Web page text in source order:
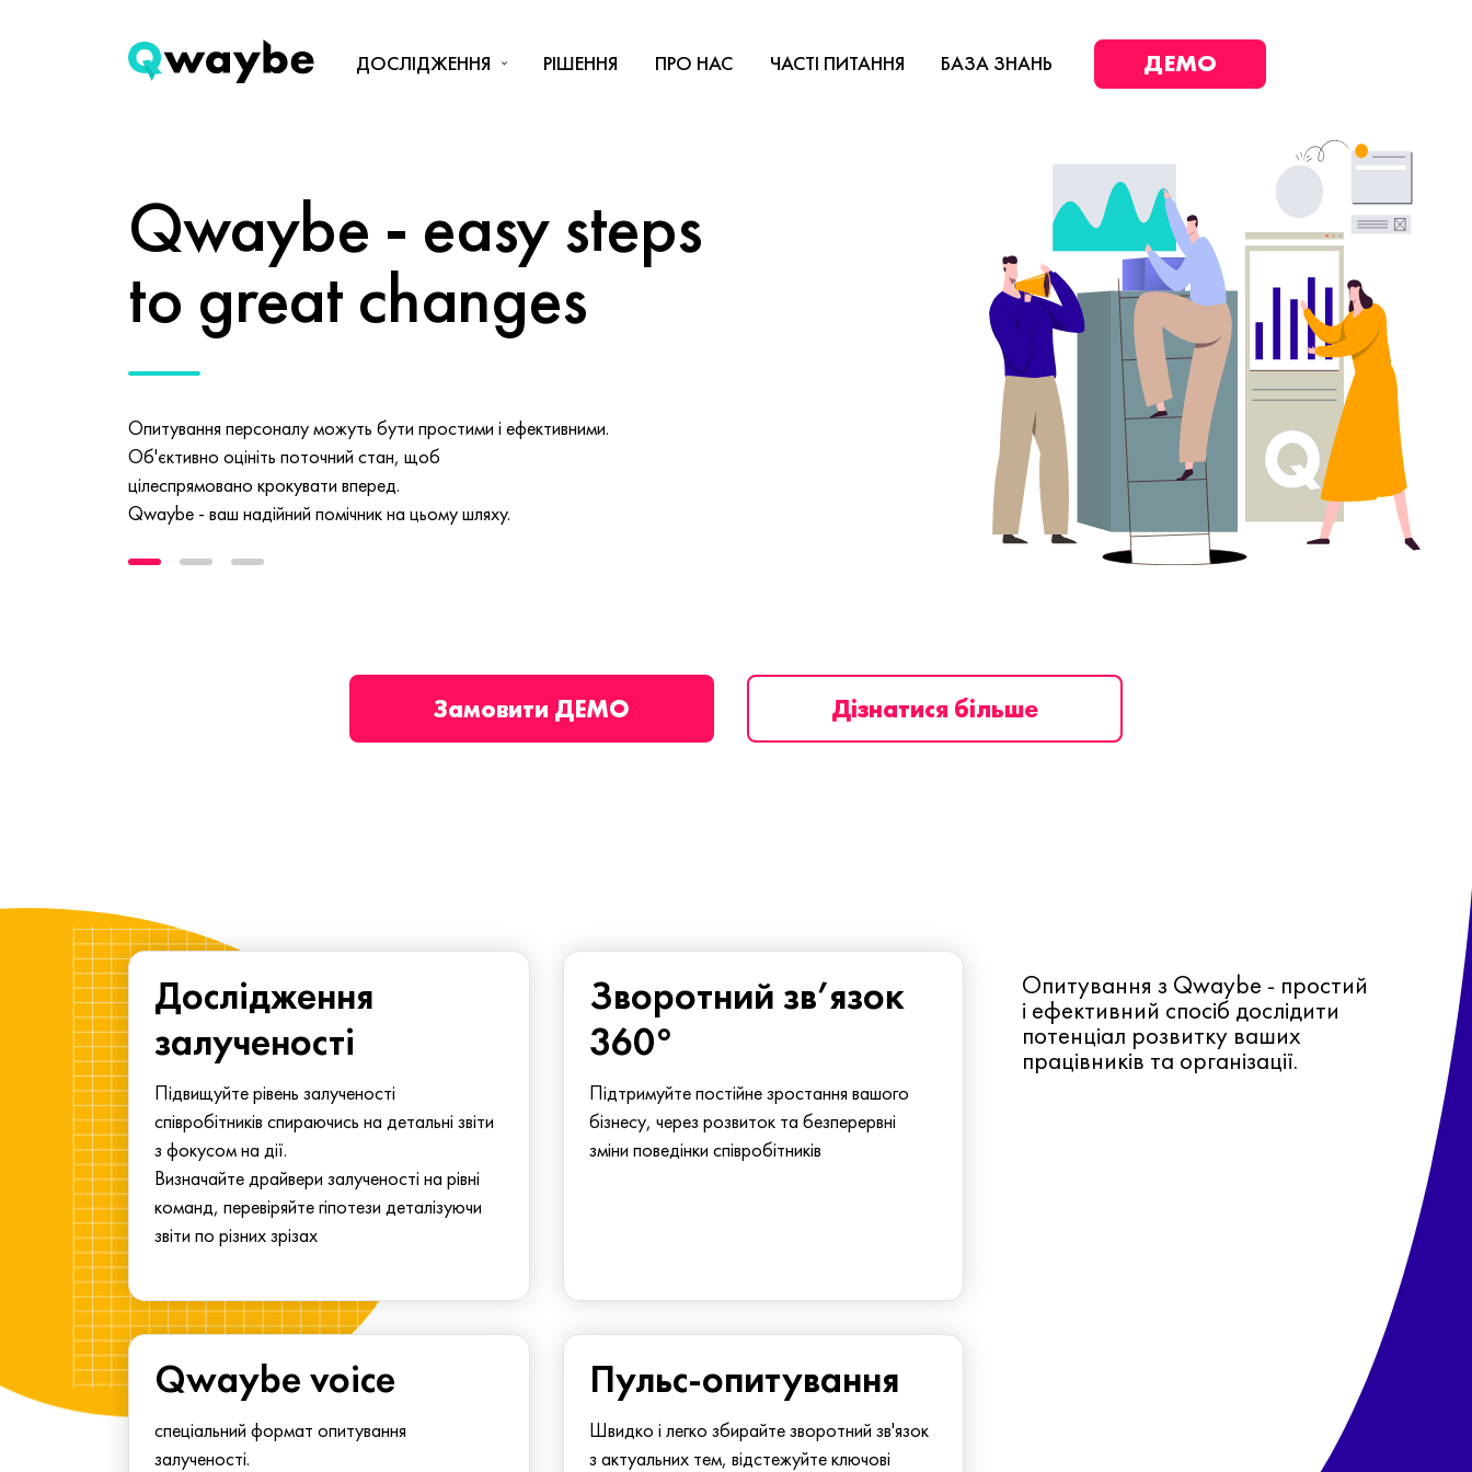
ДОСЛІДЖЕННЯ РІШЕННЯ ПРО НАС ЧАСТІ ПИТАННЯ БАЗА ЗНАНЬ ДЕМО
Qwaybe - easy steps
to great changes
Опитування персоналу можуть бути простими і ефективними.
Об'єктивно оцініть поточний стан, щоб
цілеспрямовано крокувати вперед.
Qwaybe - ваш надійний помічник на цьому шляху.
Замовити ДЕМО Дізнатися більше
Дослідження
залученості
Підвищуйте рівень залученості
співробітників спираючись на детальні звіти
з фокусом на дії.
Визначайте драйвери залученості на рівні
команд, перевіряйте гіпотези деталізуючи
звіти по різних зрізах
Зворотний зв’язок
360°
Підтримуйте постійне зростання вашого
бізнесу, через розвиток та безперервні
зміни поведінки співробітників
Опитування з Qwaybe - простий
і ефективний спосіб дослідити
потенціал розвитку ваших
працівників та організації.
Qwaybe voice
спеціальний формат опитування
залученості.
Пульс-опитування
Швидко і легко збирайте зворотний зв'язок
з актуальних тем, відстежуйте ключові